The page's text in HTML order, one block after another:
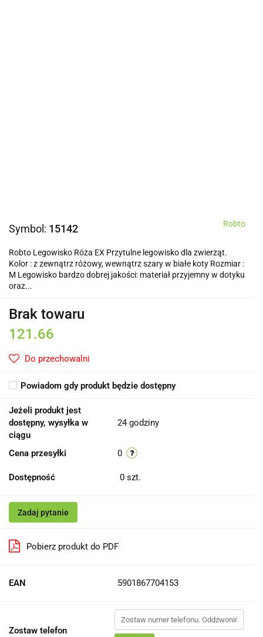
Symbol: 15142 Robto
Robto Legowisko Róża EX Przytulne legowisko dla zwierząt.
Kolor : z zewnątrz różowy, wewnątrz szary w białe koty Rozmiar :
M Legowisko bardzo dobrej jakości: materiał przyjemny w dotyku
oraz...
Brak towaru
121.66
Do przechowalni
Powiadom gdy produkt będzie dostępny
Jeżeli produkt jest
dostępny, wysyłka w
ciągu
24 godziny
Cena przesyłki 0
Dostępność 0 szt.
Zadaj pytanie
Pobierz produkt do PDF
EAN 5901867704153
Zostaw telefon